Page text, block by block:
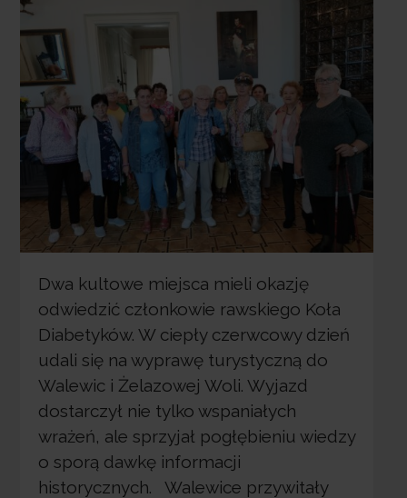
Dwa kultowe miejsca mieli okazję
odwiedzić członkowie rawskiego Koła
Diabetyków. W ciepły czerwcowy dzień
udali się na wyprawę turystyczną do
Walewic i Żelazowej Woli. Wyjazd
dostarczył nie tylko wspaniałych
wrażeń, ale sprzyjał pogłębieniu wiedzy
o sporą dawkę informacji
historycznych. Walewice przywitały